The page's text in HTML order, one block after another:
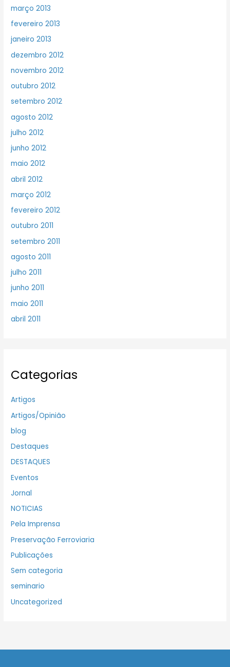
março 2013
fevereiro 2013
janeiro 2013
dezembro 2012
novembro 2012
outubro 2012
setembro 2012
agosto 2012
julho 2012
junho 2012
maio 2012
abril 2012
março 2012
fevereiro 2012
outubro 2011
setembro 2011
agosto 2011
julho 2011
junho 2011
maio 2011
abril 2011
Categorias
Artigos
Artigos/Opinião
blog
Destaques
DESTAQUES
Eventos
Jornal
NOTICIAS
Pela Imprensa
Preservação Ferroviaria
Publicações
Sem categoria
seminario
Uncategorized